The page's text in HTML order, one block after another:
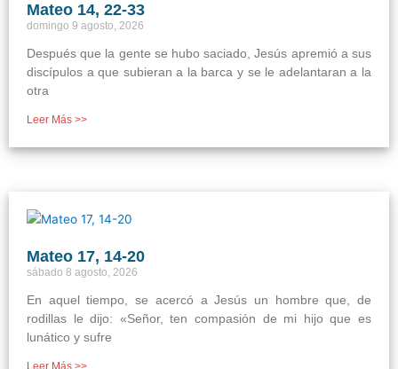
Mateo 14, 22-33
domingo 9 agosto, 2026
Después que la gente se hubo saciado, Jesús apremió a sus
discípulos a que subieran a la barca y se le adelantaran a la
otra
Leer Más >>
Mateo 17, 14-20
sábado 8 agosto, 2026
En aquel tiempo, se acercó a Jesús un hombre que, de
rodillas le dijo: «Señor, ten compasión de mi hijo que es
lunático y sufre
Leer Más >>